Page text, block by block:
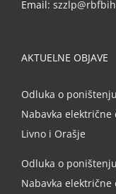
Email:
AKTUELNE OBJAVE
Odluka o
Nabavka električne
Livno i Orašje
Odluka o
Nabavka električne